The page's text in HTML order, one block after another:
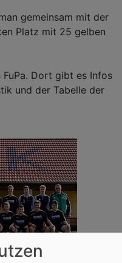
gemeinsam mit der
Platz mit 25 gelben
FuPa. Dort gibt es Infos
und der Tabelle der